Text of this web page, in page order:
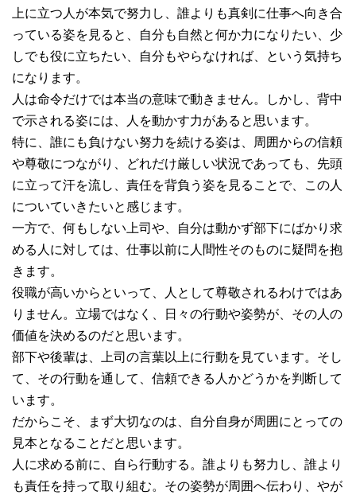
上に立つ人が本気で努力し、誰よりも真剣に仕事へ向き合
っている姿を見ると、自分も自然と何か力になりたい、少
しでも役に立ちたい、自分もやらなければ、という気持ち
になります。
人は命令だけでは本当の意味で動きません。しかし、背中
で示される姿には、人を動かす力があると思います。
特に、誰にも負けない努力を続ける姿は、周囲からの信頼
や尊敬につながり、どれだけ厳しい状況であっても、先頭
に立って汗を流し、責任を背負う姿を見ることで、この人
についていきたいと感じます。
一方で、何もしない上司や、自分は動かず部下にばかり求
める人に対しては、仕事以前に人間性そのものに疑問を抱
きます。
役職が高いからといって、人として尊敬されるわけではあ
りません。立場ではなく、日々の行動や姿勢が、その人の
価値を決めるのだと思います。
部下や後輩は、上司の言葉以上に行動を見ています。そし
て、その行動を通して、信頼できる人かどうかを判断して
います。
だからこそ、まず大切なのは、自分自身が周囲にとっての
見本となることだと思います。
人に求める前に、自ら行動する。誰よりも努力し、誰より
も責任を持って取り組む。その姿勢が周囲へ伝わり、やが